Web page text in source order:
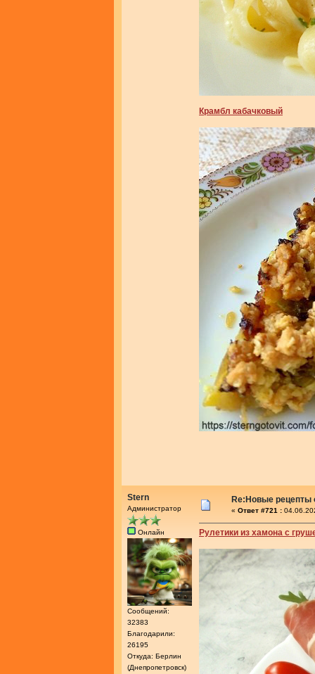
Крамбл кабачковый
Stern
Администратор
Онлайн
Сообщений:
32383
Благодарили:
26195
Откуда: Берлин
(Днепропетровск)
Re:Новые рецепты
« Ответ #721 :
Рулетики из хамона с